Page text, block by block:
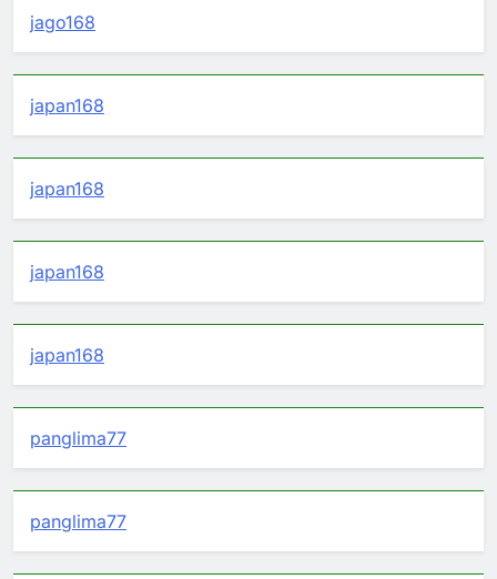
jago168
japan168
japan168
japan168
japan168
panglima77
panglima77